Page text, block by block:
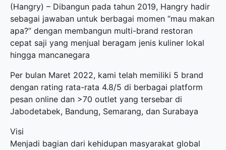
(Hangry) – Dibangun pada tahun 2019, Hangry hadir
sebagai jawaban untuk berbagai momen “mau makan
apa?” dengan membangun multi-brand restoran
cepat saji yang menjual beragam jenis kuliner lokal
hingga mancanegara
Per bulan Maret 2022, kami telah memiliki 5 brand
dengan rating rata-rata 4.8/5 di berbagai platform
pesan online dan >70 outlet yang tersebar di
Jabodetabek, Bandung, Semarang, dan Surabaya
Visi
Menjadi bagian dari kehidupan masyarakat global